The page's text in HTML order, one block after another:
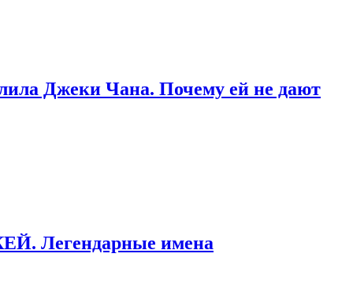
Джеки Чана. Почему ей не дают
Легендарные имена